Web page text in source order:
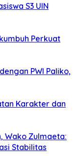
S3 UIN
Perkuat
PWI Paliko,
Karakter dan
Wako Zulmaeta:
Stabilitas